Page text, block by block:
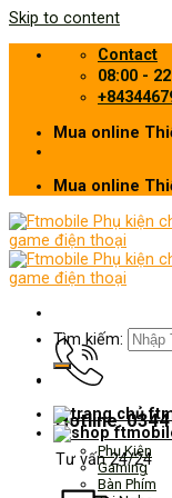
Skip to content
Contact
08:00 -
Mua online
Mua online
Hotline:
Tư vấn 24/24
Tìm kiếm:
Phụ Kiện
Gaming
Bàn Phím